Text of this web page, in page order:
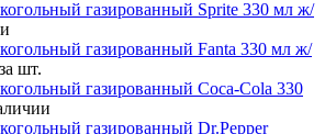
газированный Sprite 330 мл ж/
газированный Fanta 330 мл ж/
шт.
газированный Coca-Cola 330
газированный Dr.Pepper